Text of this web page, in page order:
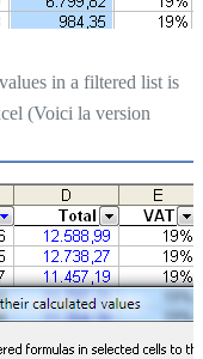
in a filtered list is
(Voici la version